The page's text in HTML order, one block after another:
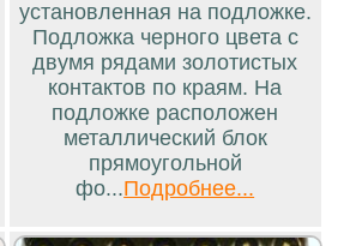
установленная на подложке.
Подложка черного цвета с
двумя рядами золотистых
контактов по краям. На
подложке расположен
металлический блок
прямоугольной
фо...Подробнее...